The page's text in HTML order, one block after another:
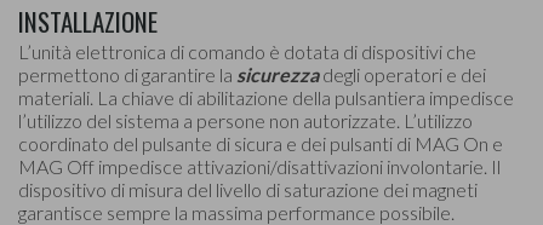
INSTALLAZIONE
L’unità elettronica di comando è dotata di dispositivi che
permettono di garantire la sicurezzadegli operatori e dei
materiali. La chiave di abilitazione della pulsantiera impedisce
l’utilizzo del sistema a persone non autorizzate. L’utilizzo
coordinato del pulsante di sicura e dei pulsanti di MAG On e
MAG Off impedisce attivazioni/disattivazioni involontarie. Il
dispositivo di misura del livello di saturazione dei magneti
garantisce sempre la massima performance possibile.